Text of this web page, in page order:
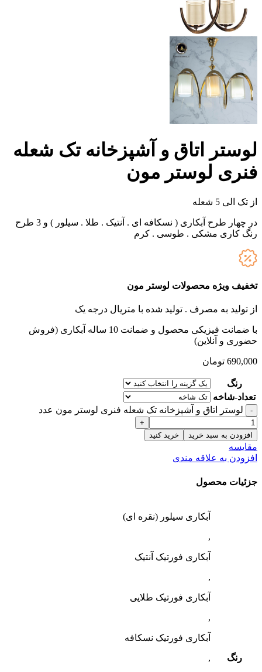
لوستر اتاق و آشپزخانه تک شعله
فنری لوستر مون
از تک الی 5 شعله
در چهار طرح آبکاری ( نسکافه ای . آنتیک . طلا . سیلور ) و 3 طرح
رنگ کاری مشکی . طوسی . کرم
تخفیف ویژه محصولات لوستر مون
از تولید به مصرف . تولید شده با متریال درجه یک
با ضمانت فیزیکی محصول و ضمانت 10 ساله آبکاری (فروش
حضوری و آنلاین)
690,000 تومان
رنگ
تعداد-شاخه
لوستر اتاق و آشپزخانه تک شعله فنری لوستر مون عدد
افزودن به سبد خرید خرید کنید
مقایسه
افزودن به علاقه مندی
جزئیات محصول
رنگ
آبکاری سیلور (نقره ای)
,
آبکاری فورتیک آنتیک
,
آبکاری فورتیک طلایی
,
آبکاری فورتیک نسکافه
,